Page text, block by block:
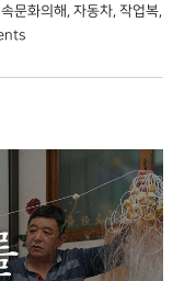
문화의해 , 자동차, 작업복,